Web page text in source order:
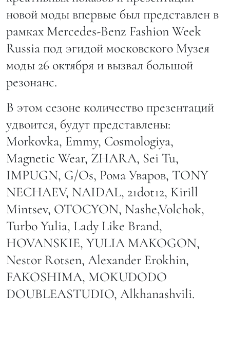
новой моды впервые был представлен в
рамках Mercedes-Benz Fashion Week
Russia под эгидой московского Музея
моды 26 октября и вызвал большой
резонанс.
В этом сезоне количество презентаций
удвоится, будут представлены:
Morkovka, Emmy, Cosmologiya,
Magnetic Wear, ZHARA, Sei Tu,
IMPUGN, G/Os, Рома Уваров, TONY
NECHAEV, NAIDAL, 21dot12, Kirill
Mintsev, OTOCYON, Nashe,Volchok,
Turbo Yulia, Lady Like Brand,
HOVANSKIE, YULIA MAKOGON,
Nestor Rotsen, Alexander Erokhin,
FAKOSHIMA, MOKUDODO
DOUBLEASTUDIO, Alkhanashvili.